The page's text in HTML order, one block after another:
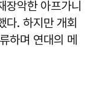
장악한 아프가니
다. 하지만 개회
하며 연대의 메